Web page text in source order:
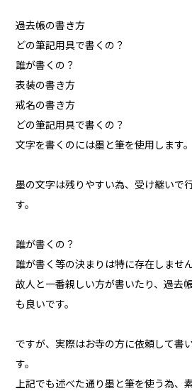
過去帳の書き方
どの筆記用具で書くの？
誰が書くの？
表装の書き方
戒名の書き方
どの筆記用具で書くの？
文字を書くのには墨と筆を使用します
墨の文字は残りやすい為、受け継いで
す。
誰が書くの？
誰が書く等の決まりは特に存在しません
故人と一番親しい方が書いたり、過去
も良いです。
ですが、実際はお寺の方に依頼して書
す。
上記でも述べた通り墨と筆を使う為、